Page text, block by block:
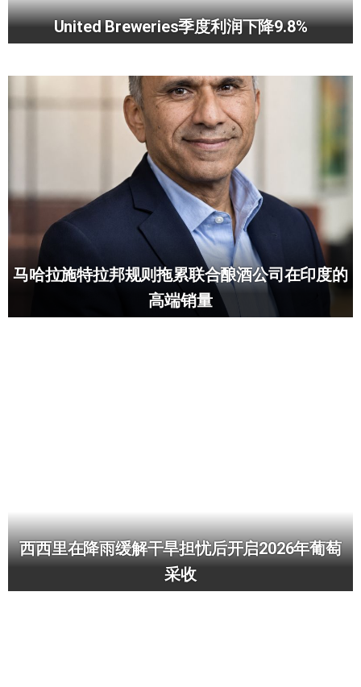
United Breweries季度利润下降9.8%
马哈拉施特拉邦规则拖累联合酿酒公司在印度的
高端销量
西西里在降雨缓解干旱担忧后开启2026年葡萄
采收